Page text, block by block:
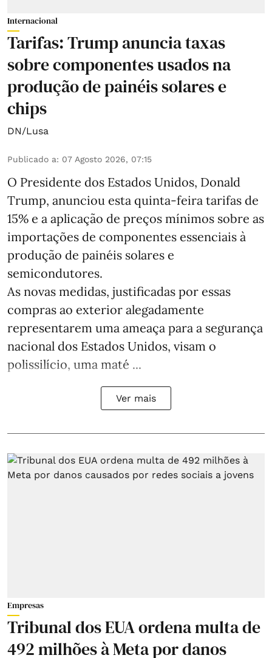
Internacional
Tarifas: Trump anuncia taxas
sobre componentes usados na
produção de painéis solares e
chips
DN/Lusa
Publicado a: 07 Agosto 2026, 07:15
O Presidente dos Estados Unidos, Donald
Trump, anunciou esta quinta-feira tarifas de
15% e a aplicação de preços mínimos sobre as
importações de componentes essenciais à
produção de painéis solares e
semicondutores.
As novas medidas, justificadas por essas
compras ao exterior alegadamente
representarem uma ameaça para a segurança
nacional dos Estados Unidos, visam o
polissilício, uma maté ...
Ver mais
Empresas
Tribunal dos EUA ordena multa de
492 milhões à Meta por danos